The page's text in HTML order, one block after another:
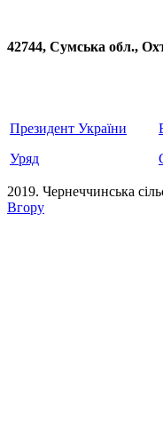
42744, Сумська обл.,
Президент України
Уряд
2019. Чернеччинська
Вгору